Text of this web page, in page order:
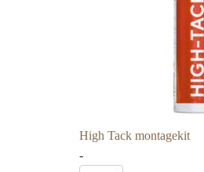
High Tack montagekit
-